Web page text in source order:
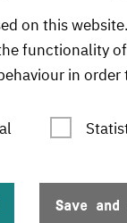
+49 (0)721 925-0
on this
functionality
in
Save